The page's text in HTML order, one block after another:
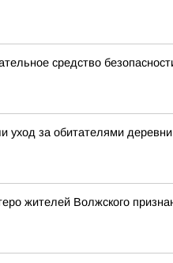
средство
уход за обитателями
жителей Волжского